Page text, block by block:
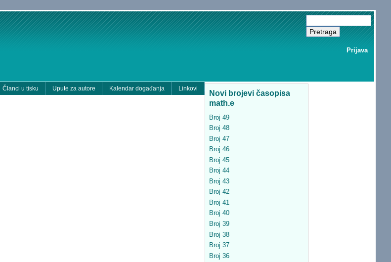
Prijava
Članci u tisku Upute za autore Kalendar događanja Linkovi
Novi brojevi časopisa
math.e
Broj 49
Broj 48
Broj 47
Broj 46
Broj 45
Broj 44
Broj 43
Broj 42
Broj 41
Broj 40
Broj 39
Broj 38
Broj 37
Broj 36